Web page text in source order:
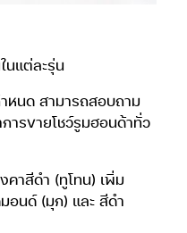
แต่ละรุ่น
หนด สามารถสอบถาม
ารขายโชว์รูมฮอนด้าทั่ว
าสีดำ (ทูโทน) เพิ่ม
อนด์ (มุก) และ สีดำ